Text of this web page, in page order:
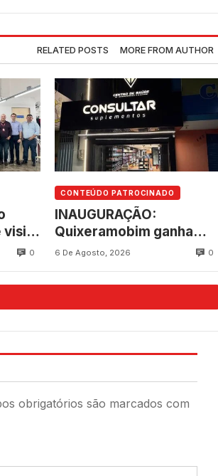
RELATED POSTS MORE FROM AUTHOR
visita
0
CONTEÚDO PATROCINADO
INAUGURAÇÃO:
Quixeramobim ganha
novo empreendimento
Suplementos
6 De Agosto, 2026 0
obrigatórios são marcados com